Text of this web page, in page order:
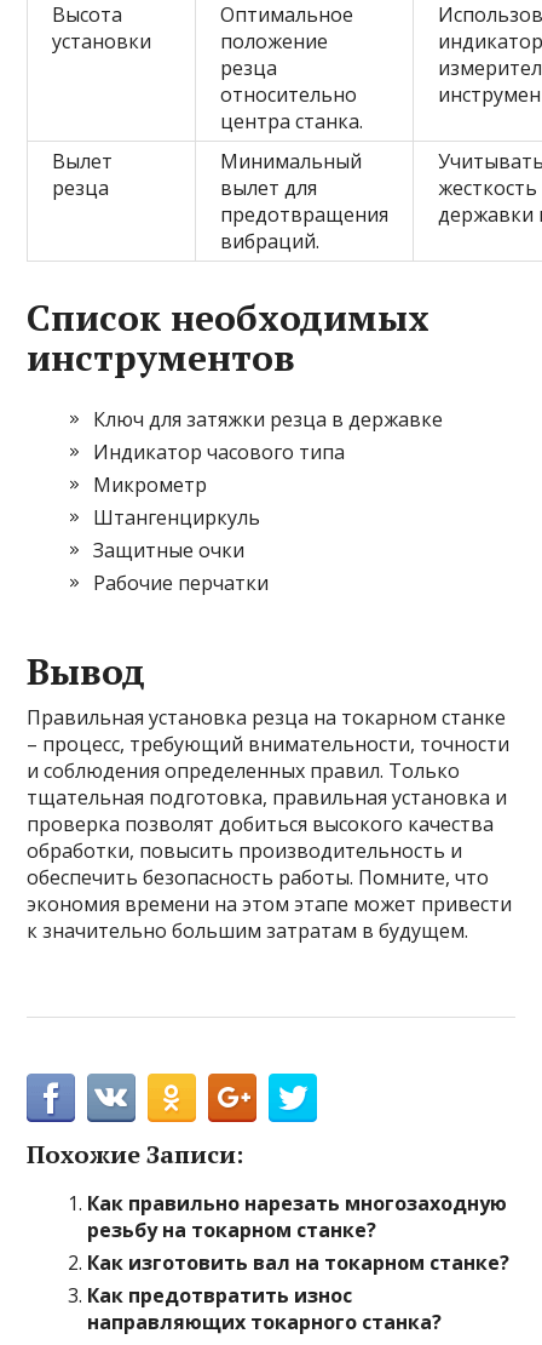
Высота
установки
Оптимальное
положение
резца
относительно
центра станка.
Вылет
резца
Минимальный
вылет для
предотвращения
вибраций.
жесткость
державки
Список необходимых
инструментов
Ключ для затяжки резца в державке
Индикатор часового типа
Микрометр
Штангенциркуль
Защитные очки
Рабочие перчатки
Вывод
Правильная установка резца на токарном станке
– процесс, требующий внимательности, точности
и соблюдения определенных правил. Только
тщательная подготовка, правильная установка и
проверка позволят добиться высокого качества
обработки, повысить производительность и
обеспечить безопасность работы. Помните, что
экономия времени на этом этапе может привести
к значительно большим затратам в будущем.
Похожие Записи:
Как правильно нарезать многозаходную
резьбу на токарном станке?
Как изготовить вал на токарном станке?
Как предотвратить износ
направляющих токарного станка?